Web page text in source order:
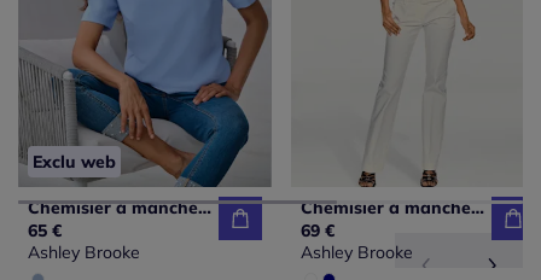
Exclu web
Chemisier à manches courtes avec perles et paillettes
65 €
Ashley Brooke
Chemisier à manches courtes à pois avec lavallière
69 €
Ashley Brooke